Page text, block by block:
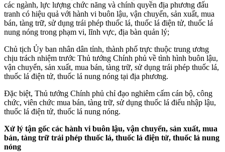
các ngành, lực lượng chức năng và chính quyền địa phương đấu
tranh có hiệu quả với hành vi buôn lậu, vận chuyển, sản xuất, mua
bán, tàng trữ, sử dụng trái phép thuốc lá, thuốc lá điện tử, thuốc lá
nung nóng trong phạm vi, lĩnh vực, địa bàn quản lý;
Chủ tịch Ủy ban nhân dân tỉnh, thành phố trực thuộc trung ương
chịu trách nhiệm trước Thủ tướng Chính phủ về tình hình buôn lậu,
vận chuyển, sản xuất, mua bán, tàng trữ, sử dụng trái phép thuốc lá,
thuốc lá điện tử, thuốc lá nung nóng tại địa phương.
Đặc biệt, Thủ tướng Chính phủ chỉ đạo nghiêm cấm cán bộ, công
chức, viên chức mua bán, tàng trữ, sử dụng thuốc lá điếu nhập lậu,
thuốc lá điện tử, thuốc lá nung nóng.
Xử lý tận gốc các hành vi buôn lậu, vận chuyển, sản xuất, mua
bán, tàng trữ trái phép thuốc lá, thuốc lá điện tử, thuốc lá nung
nóng